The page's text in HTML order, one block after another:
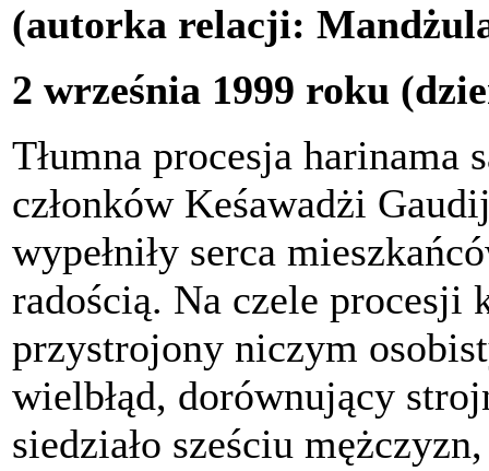
(autorka relacji:
2 września 1999 roku
Tłumna procesja harinama
członków Keśawadżi
wypełniły serca
radością. Na czele procesji
przystrojony niczym
wielbłąd, dorównujący
siedziało sześciu